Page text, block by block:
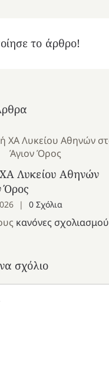
το άρθρο!
Λυκείου Αθηνών
Όρος
| 0 Σχόλια
κανόνες σχολιασμού
σχόλιο